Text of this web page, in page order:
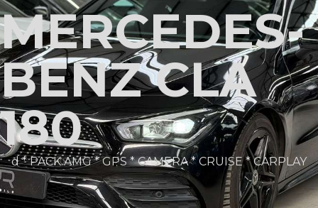
MERCEDES-
BENZ CLA
180
d * PACK AMG * GPS * CAMERA * CRUISE * CARPLAY